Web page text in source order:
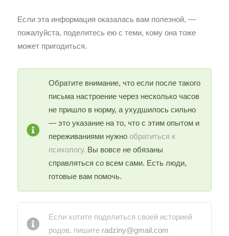
Если эта информация оказалась вам полезной, —
пожалуйста, поделитесь ею с теми, кому она тоже
может пригодиться.
Обратите внимание, что если после такого
письма настроение через несколько часов
не пришло в норму, а ухудшилось сильно
— это указание на то, что с этим опытом и
переживаниями нужно обратиться к
психологу. Вы вовсе не обязаны
справляться со всем сами. Есть люди,
готовые вам помочь.
Если хотите поделиться своей историей
родов, пишите radziny@gmail.com